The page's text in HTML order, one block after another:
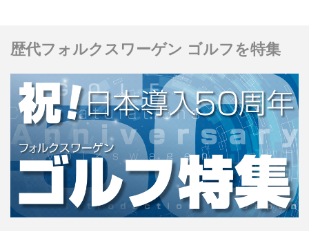
歴代フォルクスワーゲン ゴルフを特集